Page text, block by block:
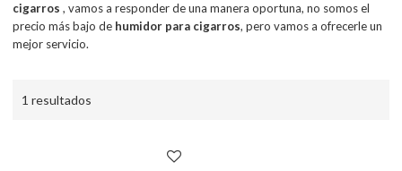
cigarros , vamos a responder de una manera oportuna, no somos el
precio más bajo de humidor para cigarros, pero vamos a ofrecerle un
mejor servicio.
1 resultados